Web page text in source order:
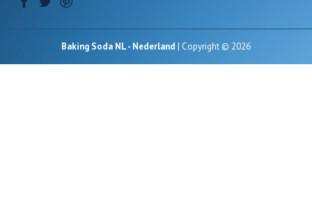
Baking Soda NL - Nederland | Copyright © 2026